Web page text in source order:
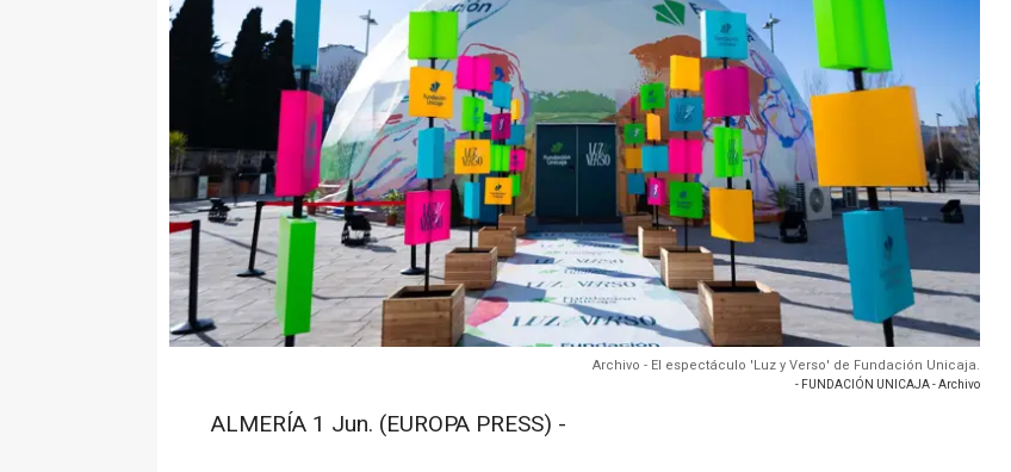
Archivo - El espectáculo 'Luz y Verso' de Fundación Unicaja.
- FUNDACIÓN UNICAJA - Archivo
ALMERÍA 1 Jun. (EUROPA PRESS) -